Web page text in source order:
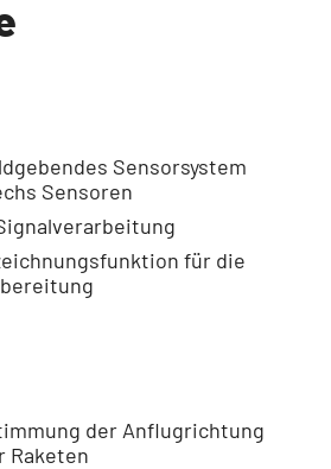
Sensorsystem
Sensoren
für die
der Anflugrichtung
Raketen